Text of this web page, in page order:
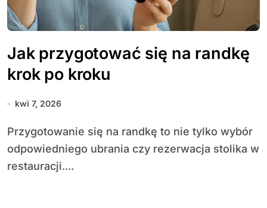
Jak przygotować się na randkę
krok po kroku
kwi 7, 2026
Przygotowanie się na randkę to nie tylko wybór
odpowiedniego ubrania czy rezerwacja stolika w
restauracji....